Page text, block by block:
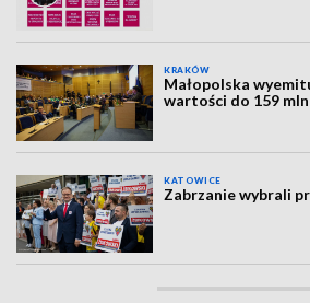
KRAKÓW
Małopolska
wartości do 159 mln
KATOWICE
Zabrzanie wybrali